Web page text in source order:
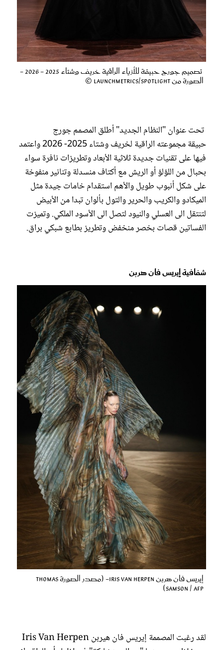
تصميم جورج حبيقة للأزياء الراقية خريف وشتاء 2025 - 2026 -
الصورة من Launchmetrics/Spotlight ©
تحت عنوان "النظام الجديد" أطلق المصمم جورج
حبيقة مجموعته الراقية لخريف وشتاء 2025- 2026 واعتمد
فيها على تقنيات جديدة ثلاثية الأبعاد وتطريزات نافرة سواء
بحبال من اللؤلؤ أو الريش مع أكتاف منسدلة وتنانير منفوخة
على شكل أنبوب طويل والأهم استقدام خامات جيدة مثل
الميكادو والكريب والحرير والتول بألوان تبدا من الأبيض
لتنتقل الى العسلي والنيود لتصل الى الأسود الملكي. وتميزت
الفساتين قصات بخصر منخفض وتطريز بطابع شبكي براق.
شفافية إيريس فان هربن
إيريس فان هربن Iris Van Herpen- (مصدر الصورة Thomas
SAMSON / AFP)
لقد رغبت المصممة إيريس فان هيربن Iris Van Herpen